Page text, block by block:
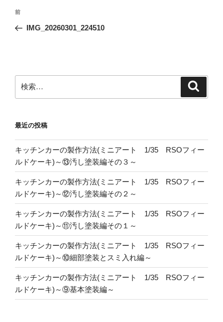
投
ナ
ー
シ
前
の
前
IMG_20260301_224510
索:
最近の投稿
キッチンカーの製作方法(ミニアート 1/35 RSOフィー
ルドケーキ)～⑬汚し塗装編その３～
キッチンカーの製作方法(ミニアート 1/35 RSOフィー
ルドケーキ)～⑫汚し塗装編その２～
キッチンカーの製作方法(ミニアート 1/35 RSOフィー
ルドケーキ)～⑪汚し塗装編その１～
キッチンカーの製作方法(ミニアート 1/35 RSOフィー
ルドケーキ)～⑩細部塗装とスミ入れ編～
キッチンカーの製作方法(ミニアート 1/35 RSOフィー
ルドケーキ)～⑨基本塗装編～